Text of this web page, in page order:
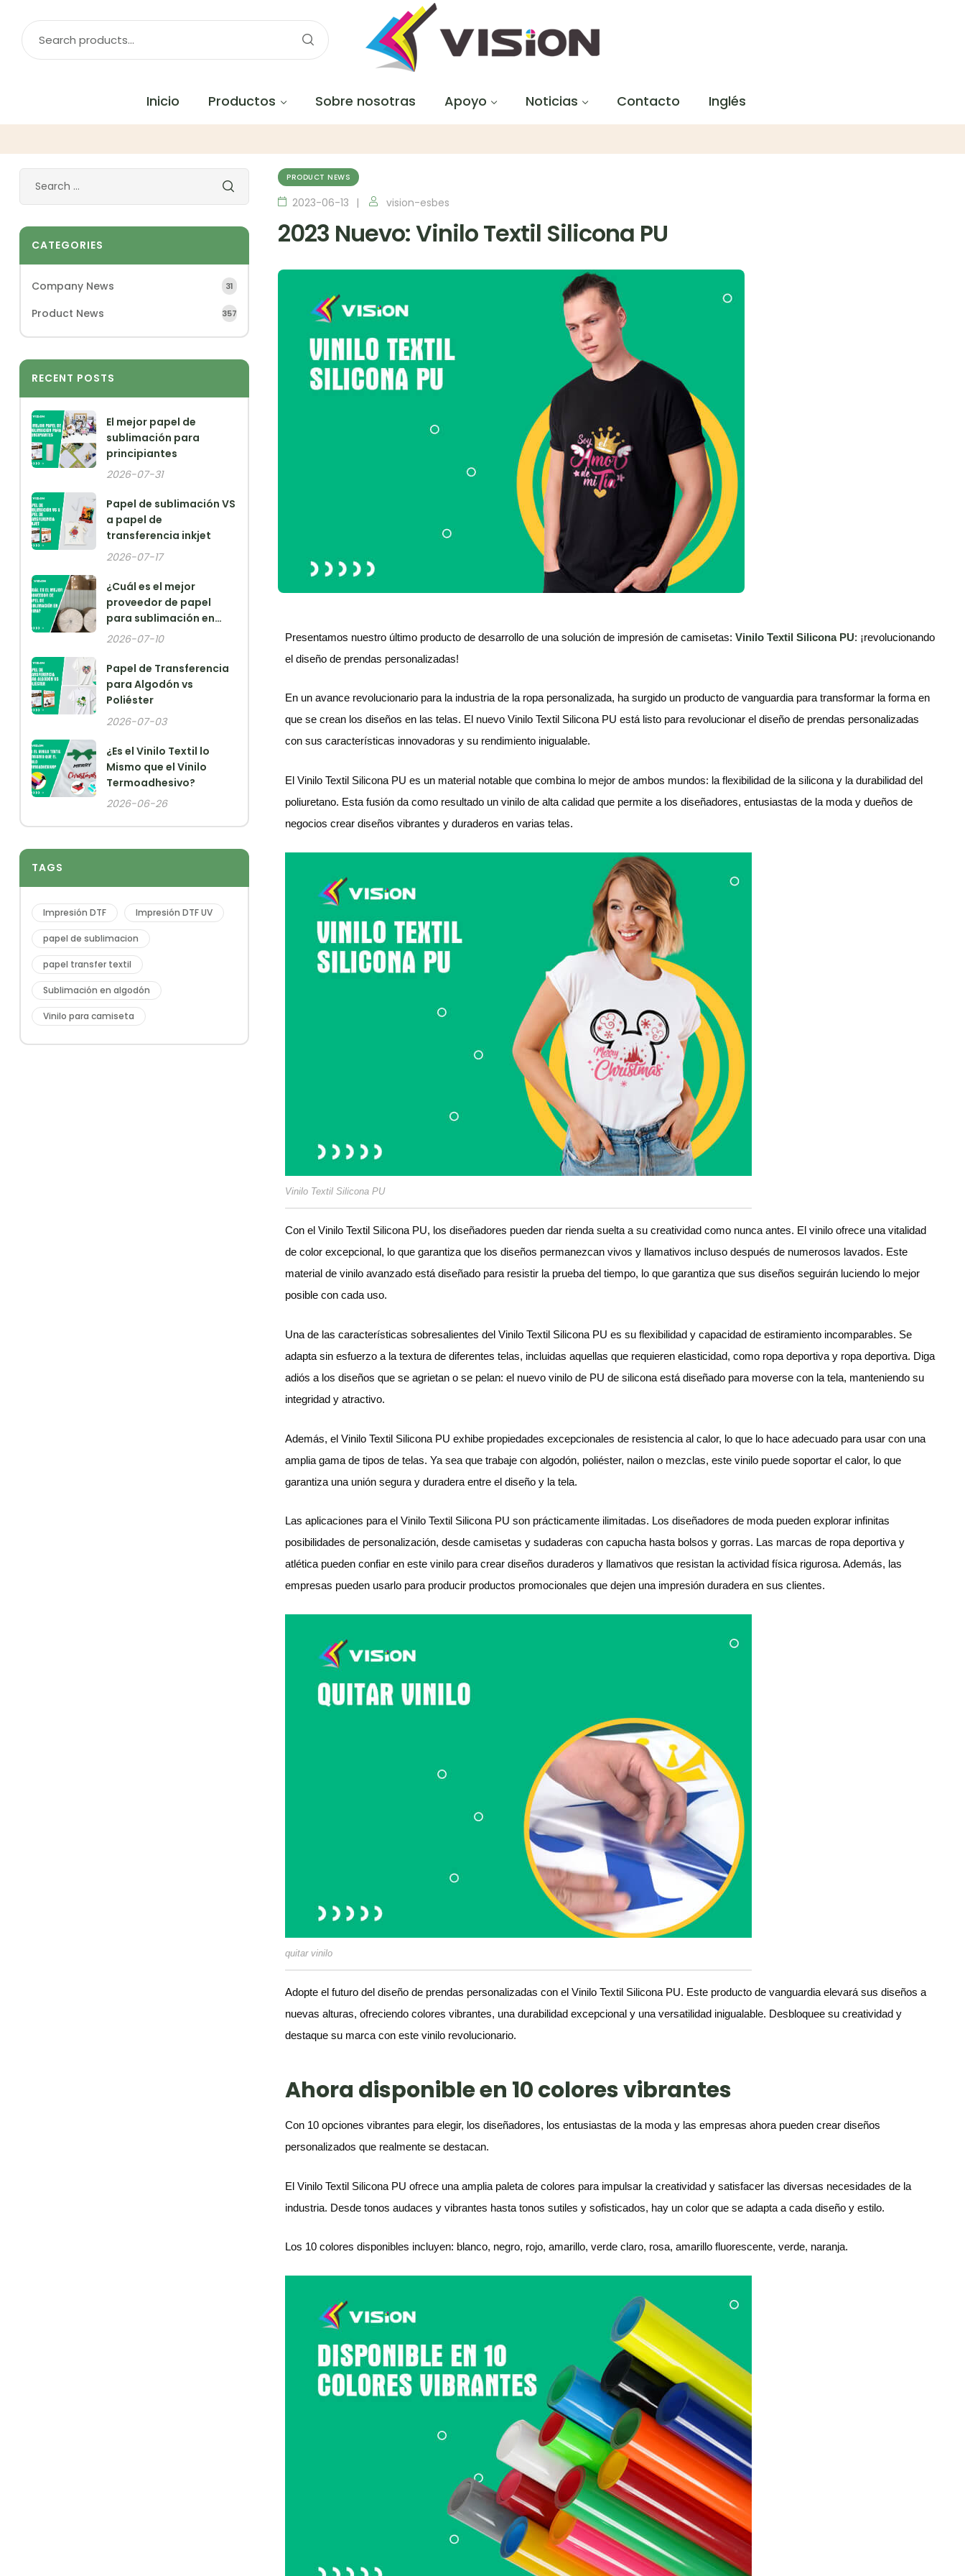
Inicio Productos Sobre nosotras Apoyo Noticias Contacto Inglés
PRODUCT NEWS
2023-06-13 vision-esbes
2023 Nuevo: Vinilo Textil Silicona PU
Presentamos nuestro último producto de desarrollo de una solución de impresión de camisetas: Vinilo Textil Silicona PU: ¡revolucionando
el diseño de prendas personalizadas!
En un avance revolucionario para la industria de la ropa personalizada, ha surgido un producto de vanguardia para transformar la forma en
que se crean los diseños en las telas. El nuevo Vinilo Textil Silicona PU está listo para revolucionar el diseño de prendas personalizadas
con sus características innovadoras y su rendimiento inigualable.
El Vinilo Textil Silicona PU es un material notable que combina lo mejor de ambos mundos: la flexibilidad de la silicona y la durabilidad del
poliuretano. Esta fusión da como resultado un vinilo de alta calidad que permite a los diseñadores, entusiastas de la moda y dueños de
negocios crear diseños vibrantes y duraderos en varias telas.
Vinilo Textil Silicona PU
Con el Vinilo Textil Silicona PU, los diseñadores pueden dar rienda suelta a su creatividad como nunca antes. El vinilo ofrece una vitalidad
de color excepcional, lo que garantiza que los diseños permanezcan vivos y llamativos incluso después de numerosos lavados. Este
material de vinilo avanzado está diseñado para resistir la prueba del tiempo, lo que garantiza que sus diseños seguirán luciendo lo mejor
posible con cada uso.
Una de las características sobresalientes del Vinilo Textil Silicona PU es su flexibilidad y capacidad de estiramiento incomparables. Se
adapta sin esfuerzo a la textura de diferentes telas, incluidas aquellas que requieren elasticidad, como ropa deportiva y ropa deportiva. Diga
adiós a los diseños que se agrietan o se pelan: el nuevo vinilo de PU de silicona está diseñado para moverse con la tela, manteniendo su
integridad y atractivo.
Además, el Vinilo Textil Silicona PU exhibe propiedades excepcionales de resistencia al calor, lo que lo hace adecuado para usar con una
amplia gama de tipos de telas. Ya sea que trabaje con algodón, poliéster, nailon o mezclas, este vinilo puede soportar el calor, lo que
garantiza una unión segura y duradera entre el diseño y la tela.
Las aplicaciones para el Vinilo Textil Silicona PU son prácticamente ilimitadas. Los diseñadores de moda pueden explorar infinitas
posibilidades de personalización, desde camisetas y sudaderas con capucha hasta bolsos y gorras. Las marcas de ropa deportiva y
atlética pueden confiar en este vinilo para crear diseños duraderos y llamativos que resistan la actividad física rigurosa. Además, las
empresas pueden usarlo para producir productos promocionales que dejen una impresión duradera en sus clientes.
quitar vinilo
Adopte el futuro del diseño de prendas personalizadas con el Vinilo Textil Silicona PU. Este producto de vanguardia elevará sus diseños a
nuevas alturas, ofreciendo colores vibrantes, una durabilidad excepcional y una versatilidad inigualable. Desbloquee su creatividad y
destaque su marca con este vinilo revolucionario.
Ahora disponible en 10 colores vibrantes
Con 10 opciones vibrantes para elegir, los diseñadores, los entusiastas de la moda y las empresas ahora pueden crear diseños
personalizados que realmente se destacan.
El Vinilo Textil Silicona PU ofrece una amplia paleta de colores para impulsar la creatividad y satisfacer las diversas necesidades de la
industria. Desde tonos audaces y vibrantes hasta tonos sutiles y sofisticados, hay un color que se adapta a cada diseño y estilo.
Los 10 colores disponibles incluyen: blanco, negro, rojo, amarillo, verde claro, rosa, amarillo fluorescente, verde, naranja.
CATEGORIES
Company News 31
Product News 357
RECENT POSTS
El mejor papel de
sublimación para
principiantes
2026-07-31
Papel de sublimación VS
a papel de
transferencia inkjet
2026-07-17
¿Cuál es el mejor
proveedor de papel
para sublimación en
China?
2026-07-10
Papel de Transferencia
para Algodón vs
Poliéster
2026-07-03
¿Es el Vinilo Textil lo
Mismo que el Vinilo
Termoadhesivo?
2026-06-26
TAGS
Impresión DTF Impresión DTF UV
papel de sublimacion
papel transfer textil
Sublimación en algodón
Vinilo para camiseta